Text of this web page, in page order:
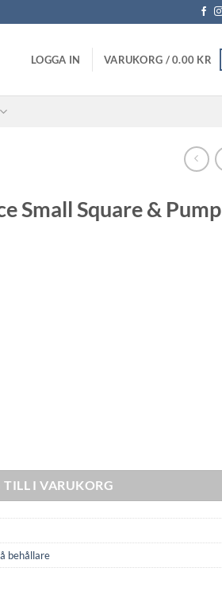
LOGGA IN VARUKORG /0.00 KR
Small Square & Pump
TILL I VARUKORG
behållare